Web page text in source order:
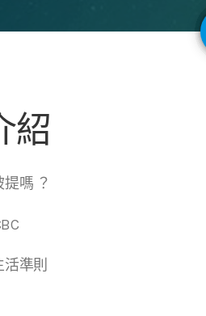
紹
嗎 ？
準則